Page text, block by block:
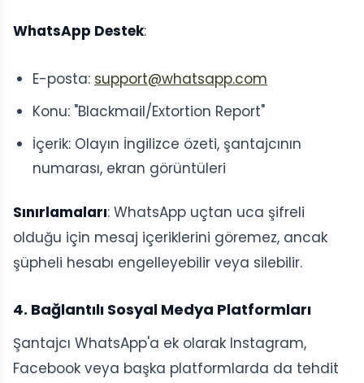
WhatsApp Destek:
E-posta: support@whatsapp.com
Konu: "Blackmail/Extortion Report"
İçerik: Olayın İngilizce özeti, şantajcının
numarası, ekran görüntüleri
Sınırlamaları: WhatsApp uçtan uca şifreli
olduğu için mesaj içeriklerini göremez, ancak
şüpheli hesabı engelleyebilir veya silebilir.
4. Bağlantılı Sosyal Medya Platformları
Şantajcı WhatsApp'a ek olarak Instagram,
Facebook veya başka platformlarda da tehdit